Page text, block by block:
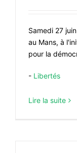
Samedi 27
au Mans, à
pour la
- Libertés
Lire la suite